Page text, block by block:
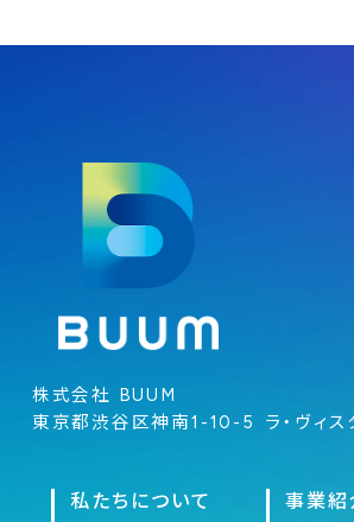
株式会社 BUUM
東京都渋谷区神南1-10-5 ラ・ヴィス
私たちについて 事業紹